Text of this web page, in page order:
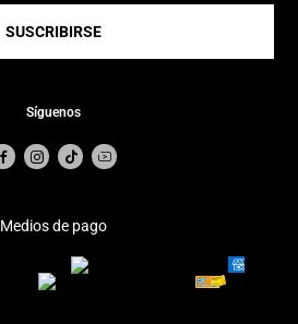
SUSCRIBIRSE
Síguenos
Medios de pago